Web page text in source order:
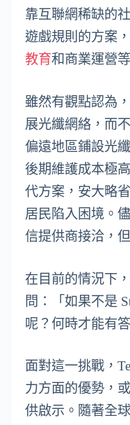
靠互聯網稀缺的
遊戲規則的方案
教育和商業運營
雖然有觀點認為
展光纖網絡，而
偏遠地區鋪設光
後期維護成本極
代方案，安大略
居民陷入困境。
信提供商接洽，
在目前的情況下
問：「如果不是
呢？何時才能有答
面對這一挑戰，
力方面的優勢，
供啟示。隨著全